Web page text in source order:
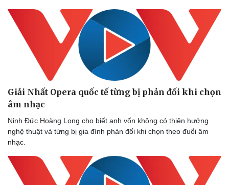
Sản phụ khoa
Nhi khoa
Nam khoa
Làm đẹp - giảm cân
Phòng mạch online
Ăn sạch sống khỏe
Tình yêu - Gia đình
Giải Nhất Opera quốc tế từng bị phản đối khi chọn
âm nhạc
Ninh Đức Hoàng Long cho biết anh vốn không có thiên hướng
nghệ thuật và từng bị gia đình phản đối khi chọn theo đuổi âm
nhạc.